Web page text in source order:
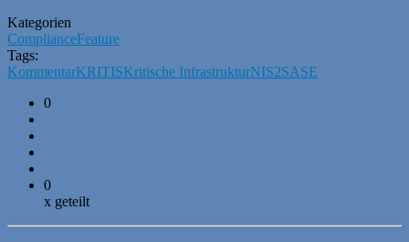
Kategorien
ComplianceFeature
Tags:
KommentarKRITISKritische InfrastrukturNIS2SASE
0
0
x geteilt